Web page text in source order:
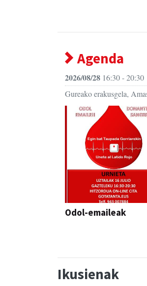
Agenda
2026/08/28 16:30 - 20:30
Gureako erakusgela,
Odol-emaileak
Ikusienak